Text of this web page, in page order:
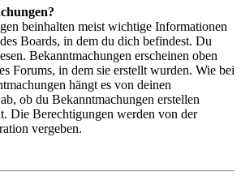
beinhalten meist wichtige Informationen
Boards, in dem du dich befindest. Du
Bekanntmachungen erscheinen oben
Forums, in dem sie erstellt wurden. Wie bei
hängt es von deinen
ob du Bekanntmachungen erstellen
Die Berechtigungen werden von der
vergeben.